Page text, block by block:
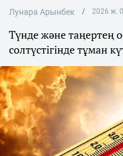
Лунара Арынбек 2026 ж.
Түнде және таңертең
солтүстігінде тұман